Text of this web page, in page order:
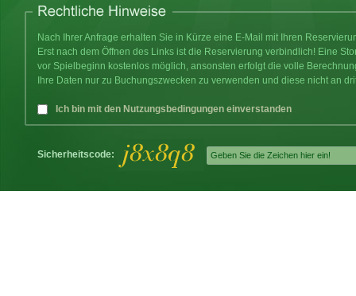
Nach Ihrer Anfrage erhalten Sie in Kürze eine E-Mail mit Ihren
Erst nach dem Öffnen des Links ist die Reservierung verbindlich! Eine
vor Spielbeginn kostenlos möglich, ansonsten erfolgt die volle
Ihre Daten nur zu Buchungszwecken zu verwenden und diese nicht an
Ich bin mit den Nutzungsbedingungen einverstanden
Sicherheitscode: